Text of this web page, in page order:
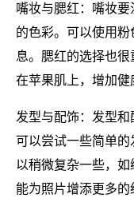
嘴妆与腮红：嘴妆
的色彩。可以使用
息。腮红的选择也
在苹果肌上，增加健
发型与配饰：发型和
可以尝试一些简单
以稍微复杂一些，
能为照片增添更多的